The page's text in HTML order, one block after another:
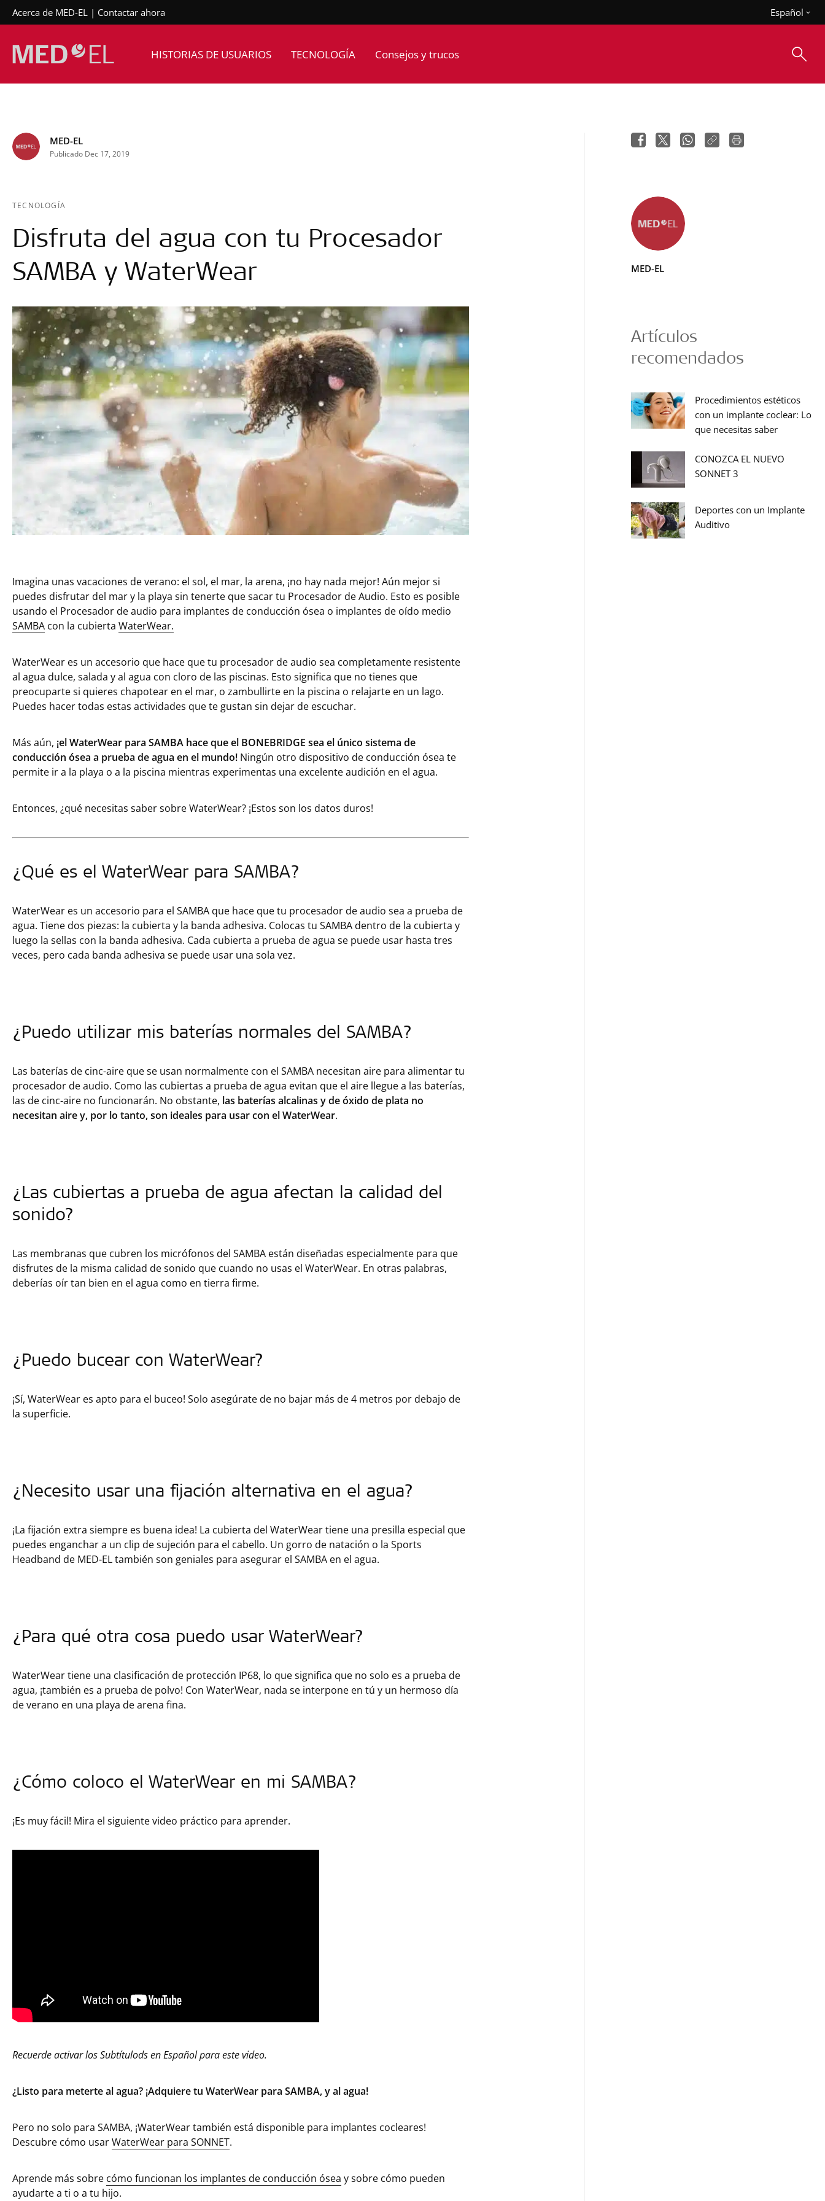
Acerca de MED-EL Contactar ahora Español
HISTORIAS DE USUARIOS TECNOLOGÍA Consejos y trucos
MED-EL
Publicado Dec 17, 2019
TECNOLOGÍA
Disfruta del agua con tu Procesador
SAMBA y WaterWear
Imagina unas vacaciones de verano: el sol, el mar, la arena, ¡no hay nada mejor! Aún mejor si
puedes disfrutar del mar y la playa sin tenerte que sacar tu Procesador de Audio. Esto es posible
usando el Procesador de audio para implantes de conducción ósea o implantes de oído medio
SAMBA con la cubierta WaterWear.
WaterWear es un accesorio que hace que tu procesador de audio sea completamente resistente
al agua dulce, salada y al agua con cloro de las piscinas. Esto significa que no tienes que
preocuparte si quieres chapotear en el mar, o zambullirte en la piscina o relajarte en un lago.
Puedes hacer todas estas actividades que te gustan sin dejar de escuchar.
Más aún, ¡el WaterWear para SAMBA hace que el BONEBRIDGE sea el único sistema de
conducción ósea a prueba de agua en el mundo! Ningún otro dispositivo de conducción ósea te
permite ir a la playa o a la piscina mientras experimentas una excelente audición en el agua.
Entonces, ¿qué necesitas saber sobre WaterWear? ¡Estos son los datos duros!
¿Qué es el WaterWear para SAMBA?
WaterWear es un accesorio para el SAMBA que hace que tu procesador de audio sea a prueba de
agua. Tiene dos piezas: la cubierta y la banda adhesiva. Colocas tu SAMBA dentro de la cubierta y
luego la sellas con la banda adhesiva. Cada cubierta a prueba de agua se puede usar hasta tres
veces, pero cada banda adhesiva se puede usar una sola vez.
¿Puedo utilizar mis baterías normales del SAMBA?
Las baterías de cinc-aire que se usan normalmente con el SAMBA necesitan aire para alimentar tu
procesador de audio. Como las cubiertas a prueba de agua evitan que el aire llegue a las baterías,
las de cinc-aire no funcionarán. No obstante, las baterías alcalinas y de óxido de plata no
necesitan aire y, por lo tanto, son ideales para usar con el WaterWear.
¿Las cubiertas a prueba de agua afectan la calidad del
sonido?
Las membranas que cubren los micrófonos del SAMBA están diseñadas especialmente para que
disfrutes de la misma calidad de sonido que cuando no usas el WaterWear. En otras palabras,
deberías oír tan bien en el agua como en tierra firme.
¿Puedo bucear con WaterWear?
¡Sí, WaterWear es apto para el buceo! Solo asegúrate de no bajar más de 4 metros por debajo de
la superficie.
¿Necesito usar una fijación alternativa en el agua?
¡La fijación extra siempre es buena idea! La cubierta del WaterWear tiene una presilla especial que
puedes enganchar a un clip de sujeción para el cabello. Un gorro de natación o la Sports
Headband de MED-EL también son geniales para asegurar el SAMBA en el agua.
¿Para qué otra cosa puedo usar WaterWear?
WaterWear tiene una clasificación de protección IP68, lo que significa que no solo es a prueba de
agua, ¡también es a prueba de polvo! Con WaterWear, nada se interpone en tú y un hermoso día
de verano en una playa de arena fina.
¿Cómo coloco el WaterWear en mi SAMBA?
¡Es muy fácil! Mira el siguiente video práctico para aprender.
Recuerde activar los Subtítulods en Español para este video.
¿Listo para meterte al agua? ¡Adquiere tu WaterWear para SAMBA, y al agua!
Pero no solo para SAMBA, ¡WaterWear también está disponible para implantes cocleares!
Descubre cómo usarWaterWear para SONNET.
Aprende más sobre cómo funcionan los implantes de conducción ósea y sobre cómo pueden
ayudarte a ti o a tu hijo.
MED-EL
Artículos
recomendados
Procedimientos estéticos
con un implante coclear: Lo
que necesitas saber
CONOZCA EL NUEVO
SONNET 3
Deportes con un Implante
Auditivo